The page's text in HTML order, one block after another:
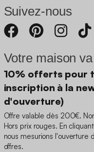
Suivez-nous
Votre maison
10% offerts pour
inscription à la
d'ouverture)
Offre valable dès 200€.
Hors prix rouges. En
nous mesurions l'ouverture
offres.